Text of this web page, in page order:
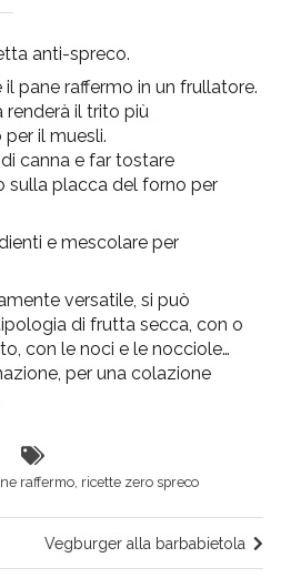
anti-spreco.
pane raffermo in un frullatore.
renderà il trito più
il muesli.
canna e far tostare
sulla placca del forno per
e mescolare per
versatile, si può
di frutta secca, con o
con le noci e le nocciole…
per una colazione
raffermo, ricette zero spreco
Vegburger alla barbabietola